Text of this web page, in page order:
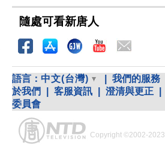
隨處可看新唐人
語言： 中文(台灣) 我們的服務
於我們
客服資訊 澄清與更正
委員會
Copyright ©2002-2023